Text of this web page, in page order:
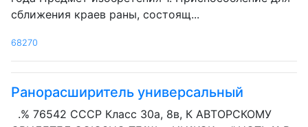
сближения краев раны, состоящ...
68270
Ранорасширитель универсальный
.% 76542 СССР Класс 30а, 8в, К АВТОРСКОМУ